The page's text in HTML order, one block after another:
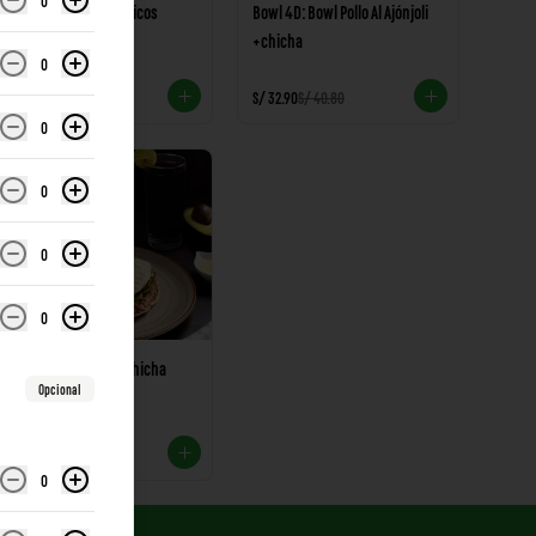
Pack Desayunos Clásicos
S/ 34.90
Bowl 4D: Bowl Pollo Al Ajónjoli
+chicha
S/ 32.90S/ 40.80
-47
Pack Planchadito + Chicha
0
0
0
0
0
Opcional
0